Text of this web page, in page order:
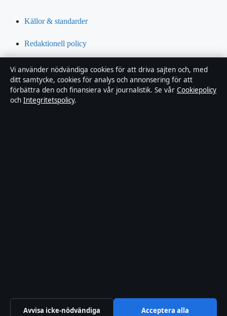
Källor & standarder
Redaktionell policy
Rättelsepolicy
Tillgänglighetsredogörelse
Vi använder nödvändiga cookies för att driva sajten och, med
ditt samtycke, cookies för analys och annonsering för att
förbättra den och finansiera vår journalistik. Se vår Cookiepolicy
och Integritetspolicy.
Avvisa icke-nödvändiga Acceptera alla